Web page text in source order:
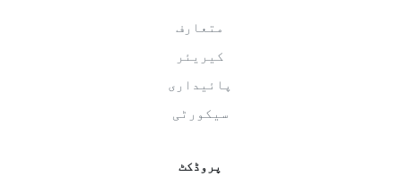
متعارف
کیریئر
پائیداری
سیکورٹی
پروڈکٹ